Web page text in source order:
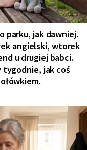
parku, jak dawniej.
angielski, wtorek
u drugiej babci.
tygodnie, jak coś